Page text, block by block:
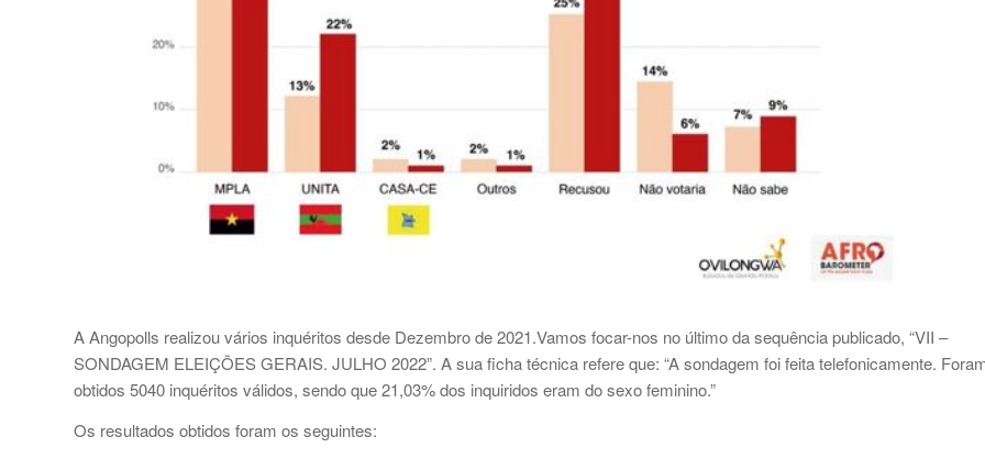
A Angopolls realizou vários inquéritos desde Dezembro de 2021.Vamos focar-nos no último da sequência publicado, “VII –
SONDAGEM ELEIÇÕES GERAIS. JULHO 2022”. A sua ficha técnica refere que: “A sondagem foi feita telefonicamente.
obtidos 5040 inquéritos válidos, sendo que 21,03% dos inquiridos eram do sexo feminino.”
Os resultados obtidos foram os seguintes: